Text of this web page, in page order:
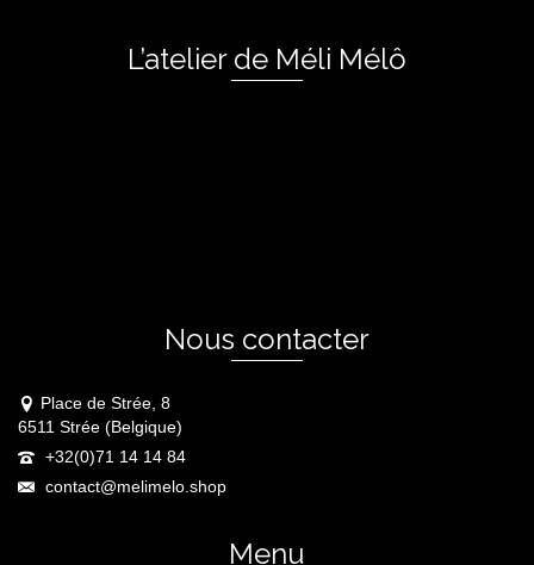
L’atelier de Méli Mélô
Nous contacter
Place de Strée, 8
6511 Strée (Belgique)
+32(0)71 14 14 84
contact@melimelo.shop
Menu